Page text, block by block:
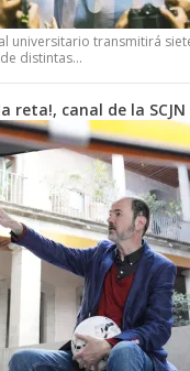
universitario transmitirá
distintas…
reta!, canal de la